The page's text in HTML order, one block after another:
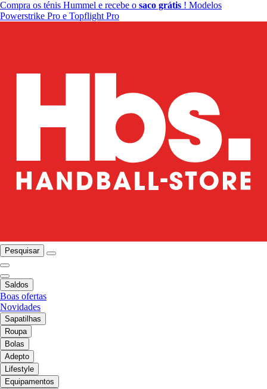
Compra os ténis Hummel e recebe o saco grátis ! Modelos
Powerstrike Pro e Topflight Pro
Pesquisar
Saldos
Boas ofertas
Novidades
Sapatilhas
Roupa
Bolas
Adepto
Lifestyle
Equipamentos